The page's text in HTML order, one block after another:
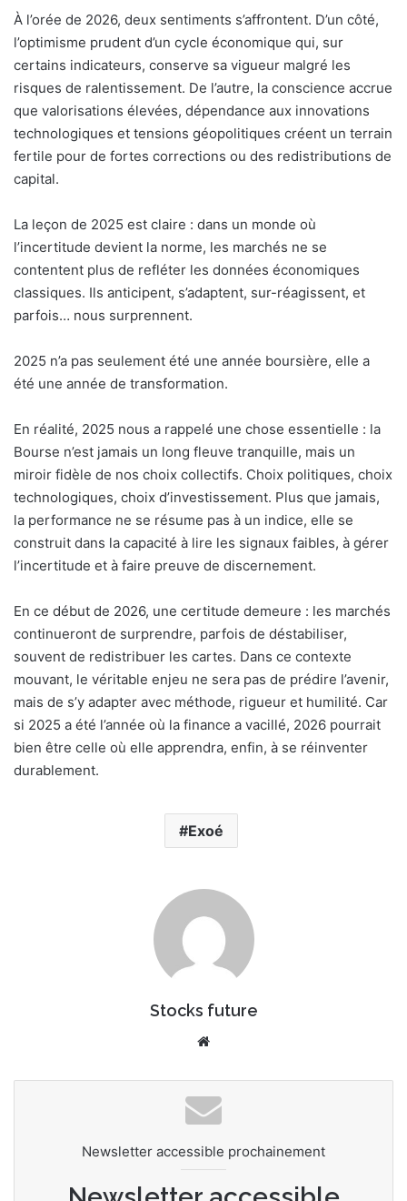
À l’orée de 2026, deux sentiments s’affrontent. D’un côté,
l’optimisme prudent d’un cycle économique qui, sur
certains indicateurs, conserve sa vigueur malgré les
risques de ralentissement. De l’autre, la conscience accrue
que valorisations élevées, dépendance aux innovations
technologiques et tensions géopolitiques créent un terrain
fertile pour de fortes corrections ou des redistributions de
capital.
La leçon de 2025 est claire : dans un monde où
l’incertitude devient la norme, les marchés ne se
contentent plus de refléter les données économiques
classiques. Ils anticipent, s’adaptent, sur-réagissent, et
parfois… nous surprennent.
2025 n’a pas seulement été une année boursière, elle a
été une année de transformation.
En réalité, 2025 nous a rappelé une chose essentielle : la
Bourse n’est jamais un long fleuve tranquille, mais un
miroir fidèle de nos choix collectifs. Choix politiques, choix
technologiques, choix d’investissement. Plus que jamais,
la performance ne se résume pas à un indice, elle se
construit dans la capacité à lire les signaux faibles, à gérer
l’incertitude et à faire preuve de discernement.
En ce début de 2026, une certitude demeure : les marchés
continueront de surprendre, parfois de déstabiliser,
souvent de redistribuer les cartes. Dans ce contexte
mouvant, le véritable enjeu ne sera pas de prédire l’avenir,
mais de s’y adapter avec méthode, rigueur et humilité. Car
si 2025 a été l’année où la finance a vacillé, 2026 pourrait
bien être celle où elle apprendra, enfin, à se réinventer
durablement.
Exoé
Stocks future
Newsletter accessible prochainement